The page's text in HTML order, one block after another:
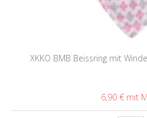
XKKO BMB Beissring mit
6,90 €